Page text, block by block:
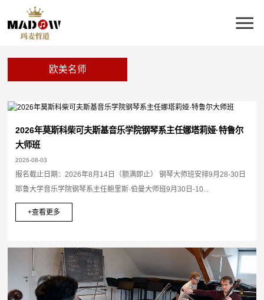
欧美名师
2026年莫斯科柴可夫斯基音乐学院钢琴系主任娜塔莉娅·特鲁尔
大师班
2026-08-03
报名截止日期：2026年8月14日（额满即止） 钢琴大师班安排9月28-30日
耶鲁大学音乐学院钢琴系主任鲍里斯·伯曼大师班9月30日-10...
+查看更多